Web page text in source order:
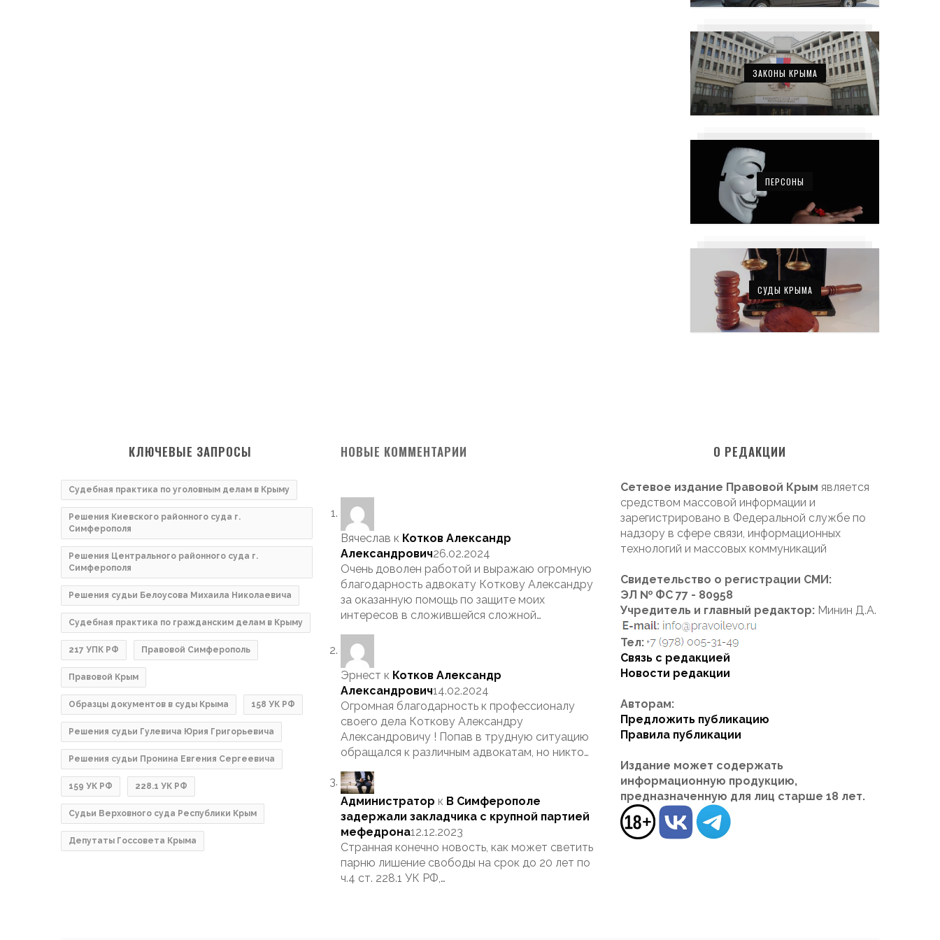
ЗАКОНЫ КРЫМА
ПЕРСОНЫ
СУДЫ КРЫМА
КЛЮЧЕВЫЕ ЗАПРОСЫ
Судебная практика по уголовным делам в Крыму
Решения Киевского районного суда г.
Симферополя
Решения Центрального районного суда г.
Симферополя
Решения судьи Белоусова Михаила Николаевича
Судебная практика по гражданским делам в Крыму
217 УПК РФ Правовой Симферополь
Правовой Крым
Образцы документов в суды Крыма 158 УК РФ
Решения судьи Гулевича Юрия Григорьевича
Решения судьи Пронина Евгения Сергеевича
159 УК РФ 228.1 УК РФ
Судьи Верховного суда Республики Крым
Депутаты Госсовета Крыма
НОВЫЕ КОММЕНТАРИИ
Вячеслав к Котков Александр
Александрович26.02.2024
Очень доволен работой и выражаю огромную
благодарность адвокату Коткову Александру
за оказанную помощь по защите моих
интересов в сложившейся сложной…
Эрнест к Котков Александр
Александрович14.02.2024
Огромная благодарность к профессионалу
своего дела Коткову Александру
Александровичу ! Попав в трудную ситуацию
обращался к различным адвокатам, но никто…
Администратор к В Симферополе
задержали закладчика с крупной партией
мефедрона12.12.2023
Странная конечно новость, как может светить
парню лишение свободы на срок до 20 лет по
ч.4 ст. 228.1 УК РФ,…
О РЕДАКЦИИ
Сетевое издание Правовой Крым является
средством массовой информации и
зарегистрировано в Федеральной службе по
надзору в сфере связи, информационных
технологий и массовых коммуникаций
Свидетельство о регистрации СМИ:
ЭЛ № ФС 77 - 80958
Учредитель и главный редактор: Минин Д.А.
Тел:
Связь с редакцией
Новости редакции
Авторам:
Предложить публикацию
Правила публикации
Издание может содержать
информационную продукцию,
предназначенную для лиц старше 18 лет.